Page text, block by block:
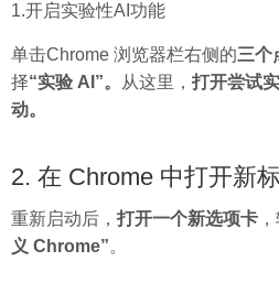
1.开启实验性AI功能
单击Chrome 浏览器栏右侧的三个
择“实验 AI”。 从这里， 打开尝试
动。
2. 在 Chrome 中打开新
重新启动后， 打开一个新选项卡
义 Chrome”。